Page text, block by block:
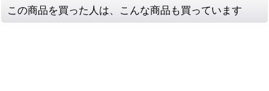
この商品を買った人は、こんな商品も買っています